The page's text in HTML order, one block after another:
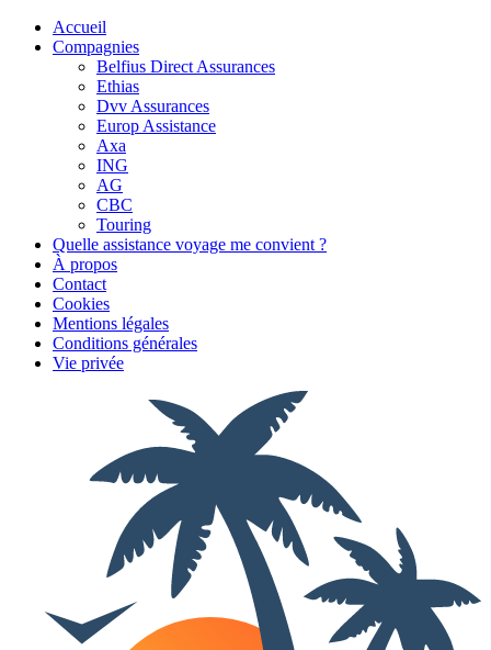
Accueil
Compagnies
Belfius Direct Assurances
Ethias
Dvv Assurances
Europ Assistance
Axa
ING
AG
CBC
Touring
Quelle assistance voyage me convient ?
À propos
Contact
Cookies
Mentions légales
Conditions générales
Vie privée